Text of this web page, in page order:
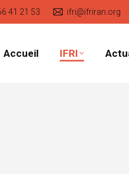
41 21 53 ifri@ifriran.org
Accueil IFRI